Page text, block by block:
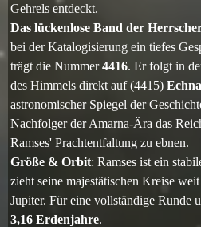
Gehrels entdeckt.
Das lückenlose Band der
bei der Katalogisierung ein tiefes
trägt die Nummer4416. Er folgt in
des Himmels direkt auf (4415)
astronomischer Spiegel der
Nachfolger der Amarna-Ära das
Ramses' Prachtentfaltung zu ebnen.
Größe & Orbit: Ramses ist ein
zieht seine majestätischen Kreise
Jupiter. Für eine vollständige Runde
3,16 Erdenjahre.